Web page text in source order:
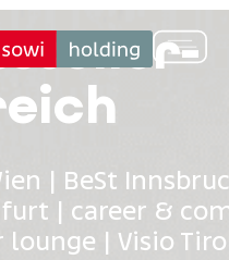
| BeSt
| career &
lounge | Visio